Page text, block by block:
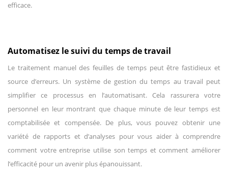
efficace.
Automatisez le suivi du temps de travail
Le traitement manuel des feuilles de temps peut être fastidieux et
source d’erreurs. Un système de gestion du temps au travail peut
simplifier ce processus en l’automatisant. Cela rassurera votre
personnel en leur montrant que chaque minute de leur temps est
comptabilisée et compensée. De plus, vous pouvez obtenir une
variété de rapports et d’analyses pour vous aider à comprendre
comment votre entreprise utilise son temps et comment améliorer
l’efficacité pour un avenir plus épanouissant.